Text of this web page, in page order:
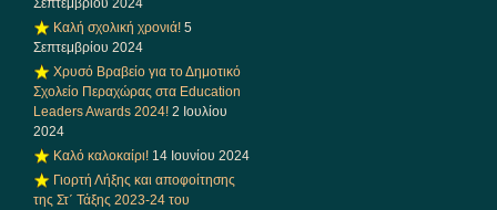
Σεπτεμβρίου 2024
Καλή σχολική χρονιά! 5
Σεπτεμβρίου 2024
Χρυσό Βραβείο για το Δημοτικό
Σχολείο Περαχώρας στα Education
Leaders Awards 2024! 2 Ιουλίου
2024
Καλό καλοκαίρι! 14 Ιουνίου 2024
Γιορτή Λήξης και αποφοίτησης
της Στ΄ Τάξης 2023-24 του